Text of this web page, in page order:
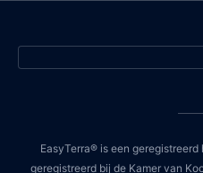
EasyTerra® is een geregistreerd
geregistreerd bij de Kamer van